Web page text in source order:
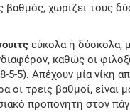
βαθμός, χωρίζει τους
εύκολα ή δύσκολα,
καθώς οι
5-5). Απέχουν μία νίκη
οι τρεις βαθμοί,
προπονητή στον